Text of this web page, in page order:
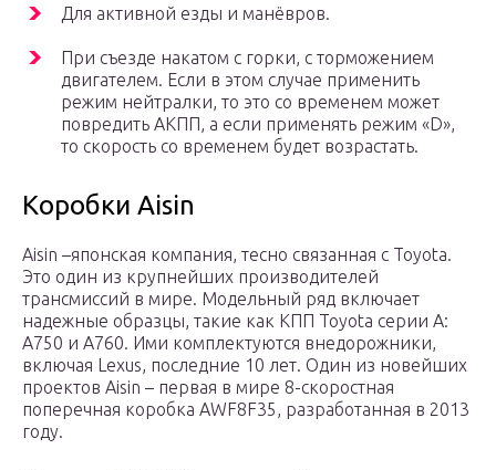
Для активной езды и манёвров.
При съезде накатом с горки, с торможением
двигателем. Если в этом случае применить
режим нейтралки, то это со временем может
повредить АКПП, а если применять режим «D»,
то скорость со временем будет возрастать.
Коробки Aisin
Aisin –японская компания, тесно связанная с Toyota.
Это один из крупнейших производителей
трансмиссий в мире. Модельный ряд включает
надежные образцы, такие как КПП Toyota серии A:
A750 и A760. Ими комплектуются внедорожники,
включая Lexus, последние 10 лет. Один из новейших
проектов Aisin – первая в мире 8-скоростная
поперечная коробка AWF8F35, разработанная в 2013
году.